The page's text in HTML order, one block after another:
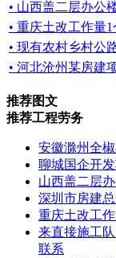
• 山西盖二层办公
• 重庆土改工作量
• 现有农村乡村公
• 河北沧州某房建
推荐图文
推荐工程劳务
安徽滁州全
聊城国企开
山西盖二层
深圳市房建
重庆土改工
来直接施工
联系